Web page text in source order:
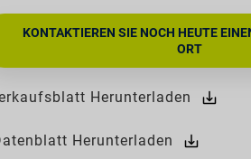
KONTAKTIEREN SIE NOCH HEUTE
ORT
Herunterladen
Herunterladen